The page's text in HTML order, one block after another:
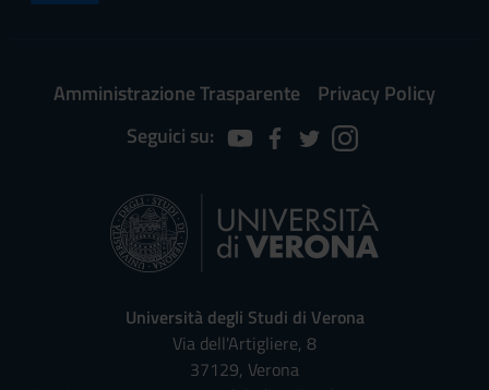
Amministrazione Trasparente
Privacy Policy
Seguici su:
Università degli Studi di Verona
Via dell'Artigliere, 8
37129, Verona